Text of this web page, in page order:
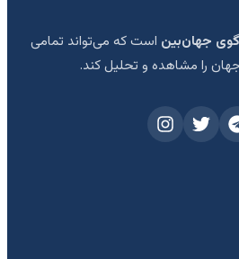
گوی جهان‌بین است که می‌تواند تمامی
را مشاهده و تحلیل کند.